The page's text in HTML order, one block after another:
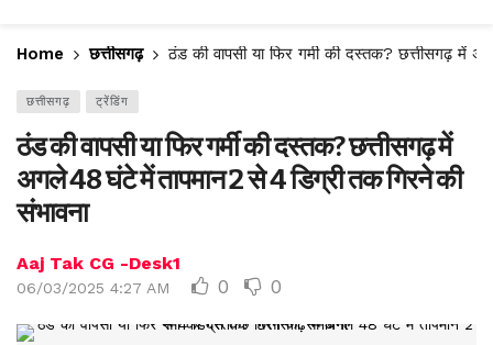
Home छत्तीसगढ़ ठंड की वापसी या फिर गर्मी की दस्तक? छत्तीसगढ़ में
छत्तीसगढ़ ट्रेंडिंग
ठंड की वापसी या फिर गर्मी की दस्तक? छत्तीसगढ़ में
अगले 48 घंटे में तापमान 2 से 4 डिग्री तक गिरने की
संभावना
Aaj Tak CG -Desk1
06/03/2025 4:27 AM 0 0